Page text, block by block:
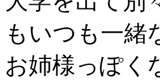
もいつも一緒
お姉様っぽく